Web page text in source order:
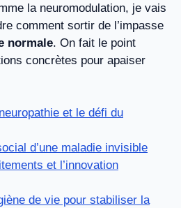
la neuromodulation, je vais
comment sortir de l’impasse
normale. On fait le point
concrètes pour apaiser
et le défi du
d’une maladie invisible
et l’innovation
de vie pour stabiliser la